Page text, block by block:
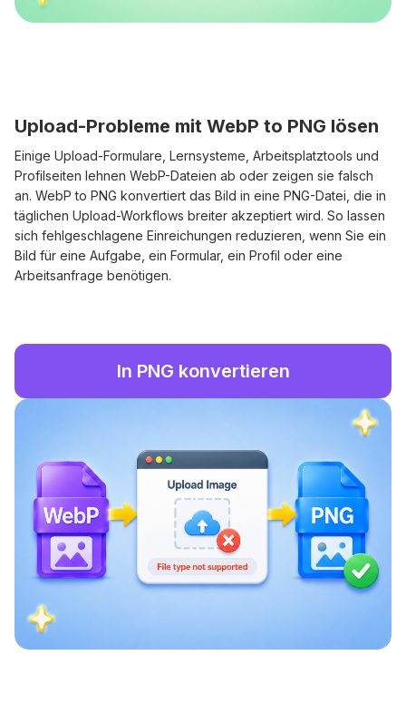
Upload-Probleme mit WebP to PNG lösen
Einige Upload-Formulare, Lernsysteme, Arbeitsplatztools und
Profilseiten lehnen WebP-Dateien ab oder zeigen sie falsch
an. WebP to PNG konvertiert das Bild in eine PNG-Datei, die in
täglichen Upload-Workflows breiter akzeptiert wird. So lassen
sich fehlgeschlagene Einreichungen reduzieren, wenn Sie ein
Bild für eine Aufgabe, ein Formular, ein Profil oder eine
Arbeitsanfrage benötigen.
In PNG konvertieren